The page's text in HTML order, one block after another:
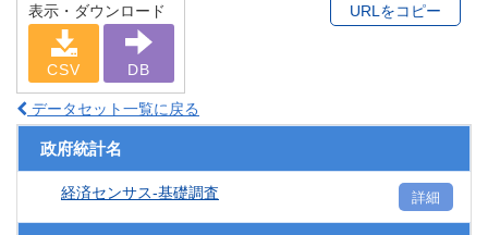
表示・ダウンロード
CSV DB
URLをコピー
データセット一覧に戻る
政府統計名
経済センサス‐基礎調査 詳細